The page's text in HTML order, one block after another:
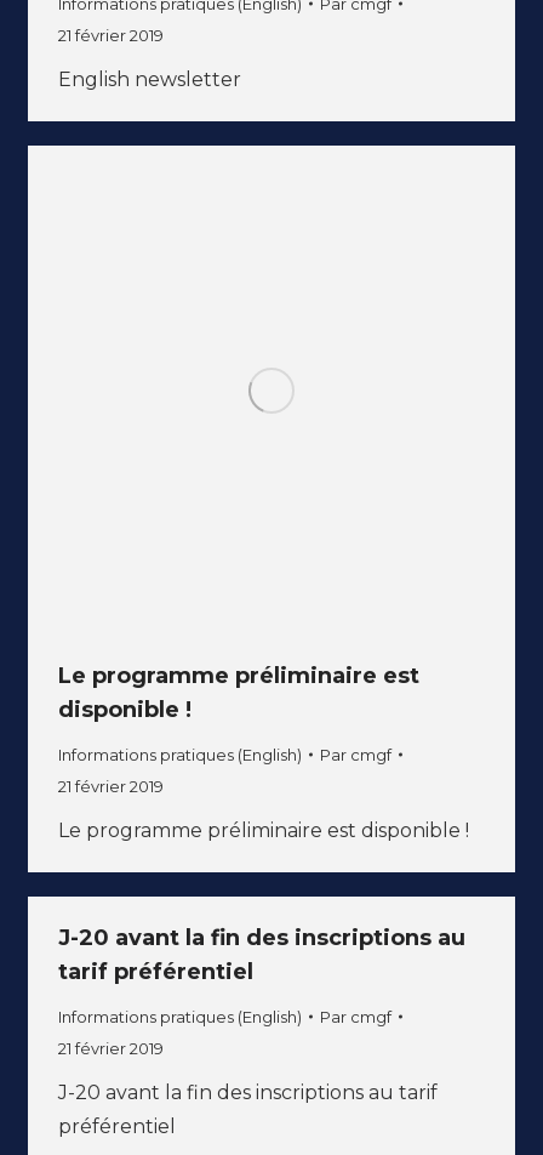
21 février 2019
English newsletter
Le programme préliminaire est
disponible !
Informations pratiques (English) Par cmgf
21 février 2019
Le programme préliminaire est disponible !
J-20 avant la fin des inscriptions au
tarif préférentiel
Informations pratiques (English) Par cmgf
21 février 2019
J-20 avant la fin des inscriptions au tarif
préférentiel